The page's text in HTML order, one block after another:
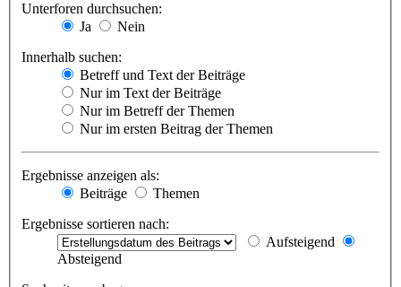
Unterforen durchsuchen:
Ja
Nein
Innerhalb suchen:
Betreff und Text der Beiträge
Nur im Text der Beiträge
Nur im Betreff der Themen
Nur im ersten Beitrag der Themen
Ergebnisse anzeigen als:
Beiträge
Themen
Ergebnisse sortieren nach:
Aufsteigend
Absteigend